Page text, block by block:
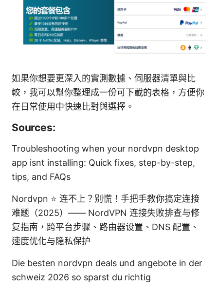
如果你想要更深入的實測數據、伺服器清單與比
較，我可以幫你整理成一份可下載的表格，方便你
在日常使用中快速比對與選擇。
Sources:
Troubleshooting when your nordvpn desktop
app isnt installing: Quick fixes, step-by-step,
tips, and FAQs
Nordvpn ⭐ 连不上？别慌！手把手教你搞定连接
难题（2025）—— NordVPN 连接失败排查与修
复指南，跨平台步骤、路由器设置、DNS 配置、
速度优化与隐私保护
Die besten nordvpn deals und angebote in der
schweiz 2026 so sparst du richtig